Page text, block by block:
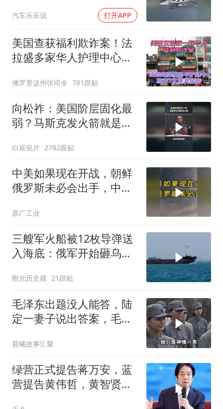
汽车乐乐说 打开APP
美国查获福利欺诈案！法
拉盛多家华人护理中心欺
佛罗里达州张司令 781跟贴
向松祚：美国阶层固化最
弱？马斯克发火箭就是答
白宸侃片 2782跟贴
中美如果现在开战，朝鲜
俄罗斯未必会出手，中国
原广工业
三艘军火船被12枚导弹送
入海底：俄军开始砸乌克
附允历史观 21跟贴
毛泽东出题没人能答，陆
定一妻子说出答案，毛主
晨曦故事汇聚
绿营正式提告蒋万安，蓝
营提告黄伟哲，黄智贤不